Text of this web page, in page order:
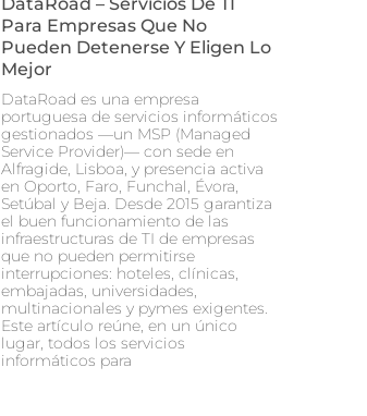
Para Empresas Que No
Pueden Detenerse Y Eligen Lo
Mejor
DataRoad es una empresa
portuguesa de servicios informáticos
gestionados —un MSP (Managed
Service Provider)— con sede en
Alfragide, Lisboa, y presencia activa
en Oporto, Faro, Funchal, Évora,
Setúbal y Beja. Desde 2015 garantiza
el buen funcionamiento de las
infraestructuras de TI de empresas
que no pueden permitirse
interrupciones: hoteles, clínicas,
embajadas, universidades,
multinacionales y pymes exigentes.
Este artículo reúne, en un único
lugar, todos los servicios
informáticos para